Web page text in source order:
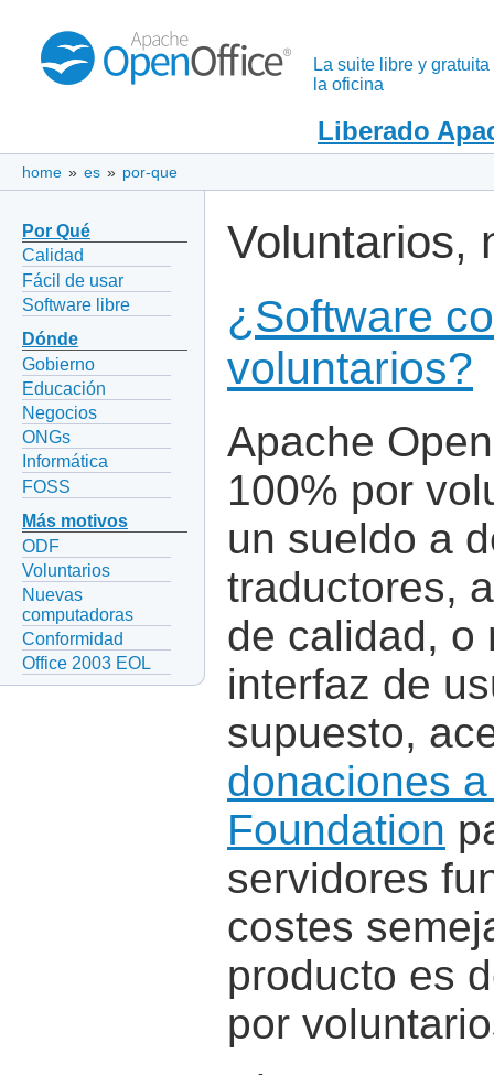
La suite libre y gratuita
la oficina
Liberado
home » es » por-que
Por Qué
Calidad
Fácil de usar
Software libre
Dónde
Gobierno
Educación
Negocios
ONGs
Informática
FOSS
Más motivos
ODF
Voluntarios
Nuevas
computadoras
Conformidad
Office 2003 EOL
Voluntarios,
¿Software
voluntarios?
Apache
100% por
un sueldo a
traductores,
de calidad, o
interfaz de
supuesto,
donaciones
Foundation
servidores
costes
producto es
por